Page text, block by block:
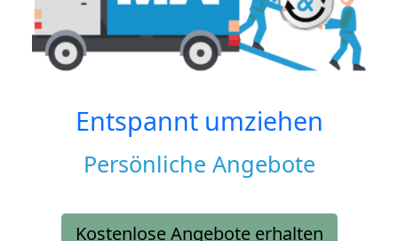
Entspannt umziehen
Persönliche Angebote
Kostenlose Angebote erhalten